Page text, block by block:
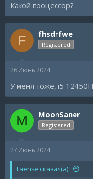
Какой процессор?
F fhsdrfwe
Registered
26 Июнь 2024
У меня тоже, i5 12450H
M MoonSaner
Registered
27 Июнь 2024
Laense сказал(а):